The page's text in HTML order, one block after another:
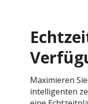
Maximieren
intelligenten